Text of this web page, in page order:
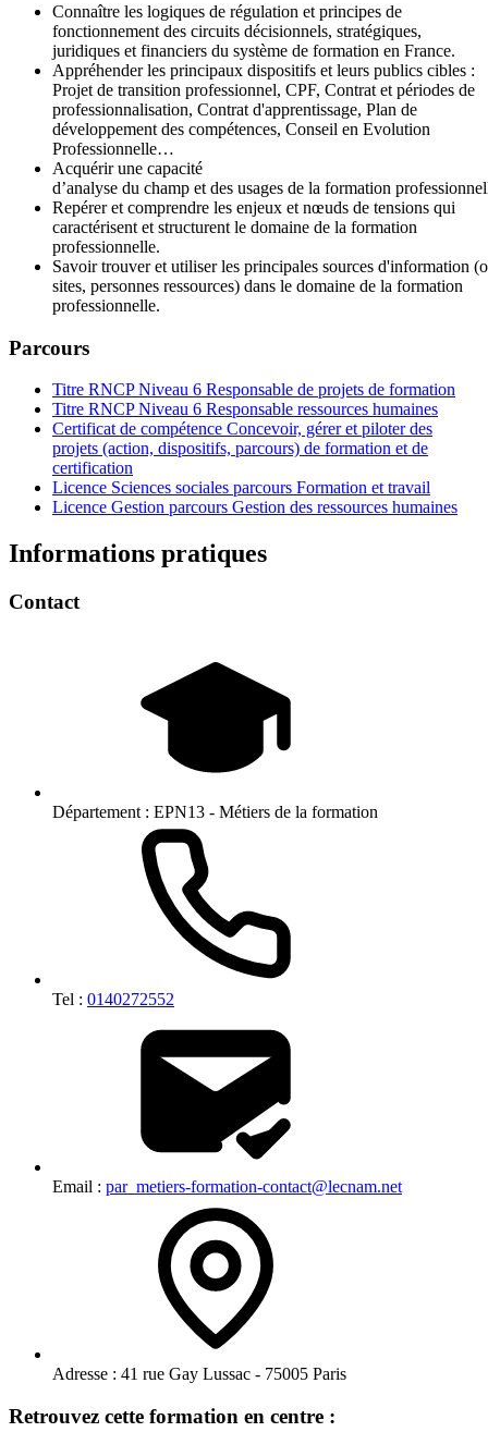
Connaître les logiques de régulation et principes de
fonctionnement des circuits décisionnels, stratégiques,
juridiques et financiers du système de formation en France.
Appréhender les principaux dispositifs et leurs publics cibles :
Projet de transition professionnel, CPF, Contrat et périodes de
professionnalisation, Contrat d'apprentissage, Plan de
développement des compétences, Conseil en Evolution
Professionnelle…
Acquérir une capacité
d’analyse du champ et des usages de la formation
Repérer et comprendre les enjeux et nœuds de tensions qui
caractérisent et structurent le domaine de la formation
professionnelle.
Savoir trouver et utiliser les principales sources d'information
sites, personnes ressources) dans le domaine de la formation
professionnelle.
Parcours
Titre RNCP Niveau 6 Responsable de projets de formation
Titre RNCP Niveau 6 Responsable ressources humaines
Certificat de compétence Concevoir, gérer et piloter des
projets (action, dispositifs, parcours) de formation et de
certification
Licence Sciences sociales parcours Formation et travail
Licence Gestion parcours Gestion des ressources humaines
Informations pratiques
Contact
Département : EPN13 - Métiers de la formation
Tel : 0140272552
Email : par_metiers-formation-contact@lecnam.net
Adresse : 41 rue Gay Lussac - 75005 Paris
Retrouvez cette formation en centre :